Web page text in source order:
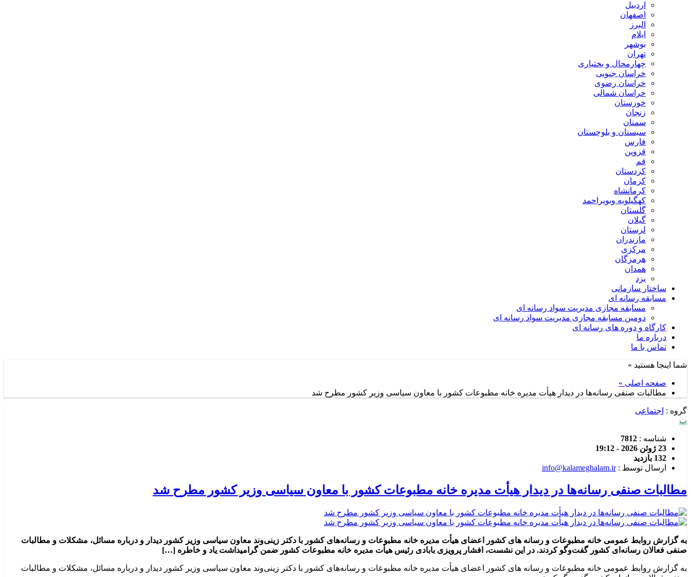
اردبیل
اصفهان
البرز
ایلام
بوشهر
تهران
چهارمحال و بختیاری
خراسان جنوبی
خراسان رضوی
خراسان شمالی
خوزستان
زنجان
سمنان
سیستان و بلوچستان
فارس
قزوین
قم
کردستان
کرمان
کرمانشاه
کهگیلویه وبویراحمد
گلستان
گیلان
لرستان
مازندران
مرکزی
هرمزگان
همدان
یزد
ساختار سازمانی
مسابقه رسانه ای
مسابقه مجازی مدیریت سواد رسانه ای
دومین مسابقه مجازی مدیریت سواد رسانه ای
کارگاه و دوره های رسانه ای
درباره ما
تماس با ما
شما اینجا هستید »
صفحه اصلی »
مطالبات صنفی رسانه‌ها در دیدار هیأت مدیره خانه مطبوعات کشور با معاون سیاسی وزیر کشور مطرح شد
گروه : اجتماعی
پ
شناسه : 7812
23 ژوئن 2026 - 19:12
132 بازدید
ارسال توسط :info@kalameghalam.ir
مطالبات صنفی رسانه‌ها در دیدار هیأت مدیره خانه مطبوعات کشور با معاون سیاسی وزیر کشور مطرح شد
به گزارش روابط عمومی خانه مطبوعات و رسانه های کشور اعضای هیأت مدیره خانه مطبوعات و رسانه‌های کشور با دکتر زینی‌وند معاون سیاسی وزیر کشور دیدار و درباره مسائل، مشکلات و مطالبات
صنفی فعالان رسانه‌ای کشور گفت‌وگو کردند. در این نشست، افشار پرویزی بابادی رئیس هیأت مدیره خانه مطبوعات کشور ضمن گرامیداشت یاد و خاطره […]
به گزارش روابط عمومی خانه مطبوعات و رسانه های کشور اعضای هیأت مدیره خانه مطبوعات و رسانه‌های کشور با دکتر زینی‌وند معاون سیاسی وزیر کشور دیدار و درباره مسائل، مشکلات و مطالبات